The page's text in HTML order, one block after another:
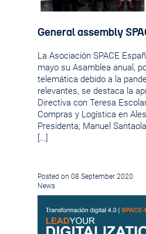
General assembly
La Asociación SPACE
mayo su Asamblea anual,
telemática debido a la
relevantes, se destaca la
Directiva con Teresa
Compras y Logística en
Presidenta; Manuel
[…]
Posted on 08 September 2020
News